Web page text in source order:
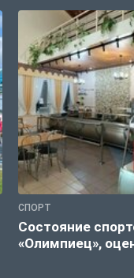
СПОРТ
Состояние
«Олимпиец»,